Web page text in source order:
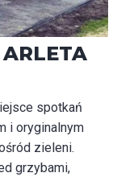
spotkań
i oryginalnym
zieleni.
grzybami,